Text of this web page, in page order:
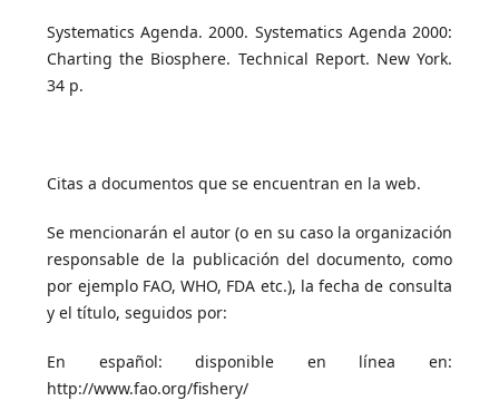
Systematics Agenda. 2000. Systematics Agenda 2000:
Charting the Biosphere. Technical Report. New York.
34 p.
Citas a documentos que se encuentran en la web.
Se mencionarán el autor (o en su caso la organización
responsable de la publicación del documento, como
por ejemplo FAO, WHO, FDA etc.), la fecha de consulta
y el título, seguidos por:
En español: disponible en línea en:
http://www.fao.org/fishery/